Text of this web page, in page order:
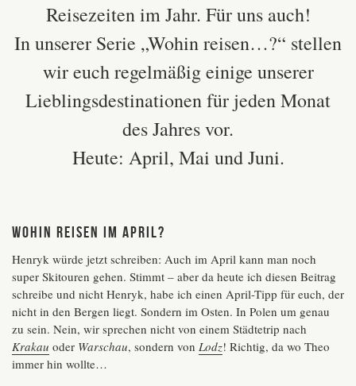
Reisezeiten im Jahr. Für uns auch!
In unserer Serie „Wohin reisen…?“ stellen
wir euch regelmäßig einige unserer
Lieblingsdestinationen für jeden Monat
des Jahres vor.
Heute: April, Mai und Juni.
Wohin reisen im April?
Henryk würde jetzt schreiben: Auch im April kann man noch
super Skitouren gehen. Stimmt – aber da heute ich diesen Beitrag
schreibe und nicht Henryk, habe ich einen April-Tipp für euch, der
nicht in den Bergen liegt. Sondern im Osten. In Polen um genau
zu sein. Nein, wir sprechen nicht von einem Städtetrip nach
Krakau oder Warschau, sondern von Lodz! Richtig, da wo Theo
immer hin wollte…